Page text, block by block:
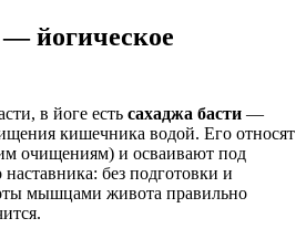
йогическое
в йоге есть сахаджа басти —
кишечника водой. Его относят
очищениям) и осваивают под
без подготовки и
мышцами живота правильно